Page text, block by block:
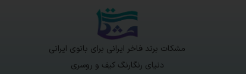
مشکات برند فاخر ایرانی برای بانوی ایرانی
دنیای رنگارنگ کیف و روسری